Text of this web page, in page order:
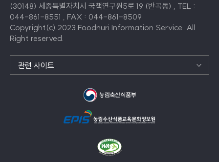
(30148) 세종특별자치시 국책연구원5로 19 (반곡동) , TEL :
044-861-8551 , FAX : 044-861-8509
Copyright(c) 2023 Foodnuri Information Service. All
Right reserved.
관련 사이트